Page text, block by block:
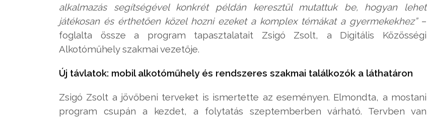
alkalmazás segítségével konkrét példán keresztül mutattuk be, hogyan lehet
játékosan és érthetően közel hozni ezeket a komplex témákat a gyermekekhez”–
foglalta össze a program tapasztalatait Zsigó Zsolt, a Digitális Közösségi
Alkotóműhely szakmai vezetője.
Új távlatok: mobil alkotóműhely és rendszeres szakmai találkozók a láthatáron
Zsigó Zsolt a jövőbeni terveket is ismertette az eseményen. Elmondta, a mostani
program csupán a kezdet, a folytatás szeptemberben várható. Tervben van